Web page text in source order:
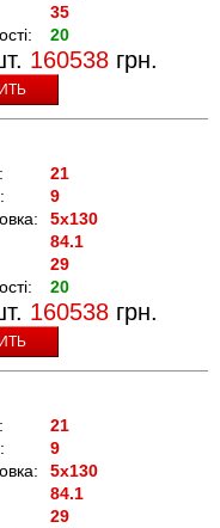
35
20
160538 грн.
21
9
5x130
84.1
29
20
160538 грн.
21
9
5x130
84.1
29